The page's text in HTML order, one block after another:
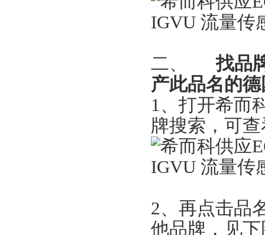
二、
找品
产此品名的
1、打开希而
牌搜索，可
2、再点击品
他品牌，见